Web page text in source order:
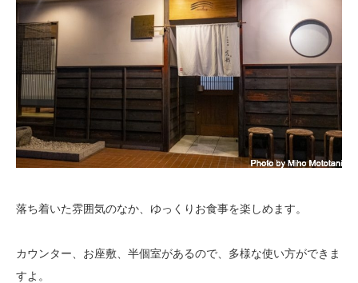
落ち着いた雰囲気のなか、ゆっくりお食事を楽しめます。
カウンター、お座敷、半個室があるので、多様な使い方ができま
すよ。